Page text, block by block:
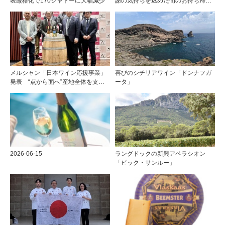
メルシャン「日本ワイン応援事業」
発表 “点から面へ”産地全体を支え
喜びのシチリアワイン「ドンナフガ
ータ」
2026-06-15
ラングドックの新興アペラシオン
「ピック・サンルー」